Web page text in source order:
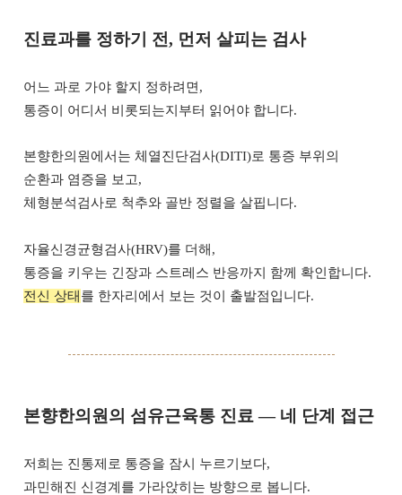
진료과를 정하기 전, 먼저 살피는 검사
어느 과로 가야 할지 정하려면,
통증이 어디서 비롯되는지부터 읽어야 합니다.
본향한의원에서는 체열진단검사(DITI)로 통증 부위의
순환과 염증을 보고,
체형분석검사로 척추와 골반 정렬을 살핍니다.
자율신경균형검사(HRV)를 더해,
통증을 키우는 긴장과 스트레스 반응까지 함께 확인합니다.
전신 상태 를 한자리에서 보는 것이 출발점입니다.
본향한의원의 섬유근육통 진료 — 네 단계 접근
저희는 진통제로 통증을 잠시 누르기보다,
과민해진 신경계를 가라앉히는 방향으로 봅니다.